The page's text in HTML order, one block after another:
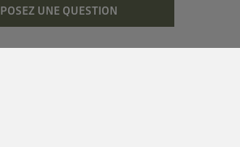
POSEZ UNE QUESTION